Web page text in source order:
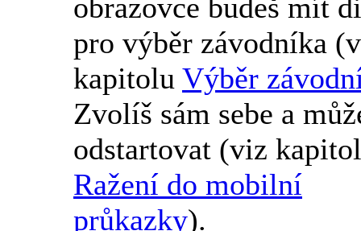
obrazovce budeš mít
pro výběr závodníka
kapitolu Výběr
Zvolíš sám sebe a
odstartovat (viz
Ražení do mobilní
průkazky).